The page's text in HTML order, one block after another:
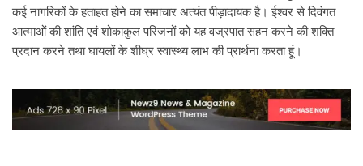
कई नागरिकों के हताहत होने का समाचार अत्यंत पीड़ादायक है। ईश्वर से दिवंगत
आत्माओं की शांति एवं शोकाकुल परिजनों को यह वज्रपात सहन करने की शक्ति
प्रदान करने तथा घायलों के शीघ्र स्वास्थ्य लाभ की प्रार्थना करता हूं।